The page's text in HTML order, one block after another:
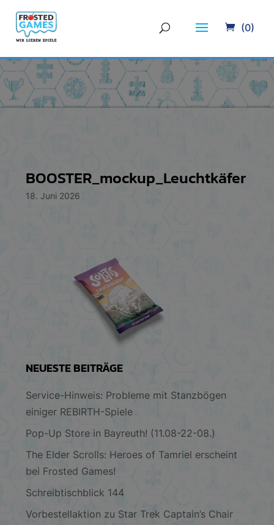
(0)
BOOSTER_mockup_Leuchtkäfer
18. Juni 2026
NEUESTE BEITRÄGE
Service-Hinweis: Probleme mit Stanzbögen
einiger REBIRTH-Spiele
Pop-Up Store in Bayreuth! (11.08-22-08.)
The Elder Scrolls: Heroes of Tamriel erscheint
bei Frosted Games!
Schreibtischblick 144
Vorbestellaktion zu Star Trek Captain’s Chair